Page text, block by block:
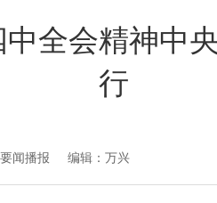
全会精神中
行
闻播报 编辑：万兴